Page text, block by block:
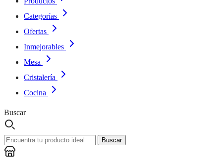
Categorías
Ofertas
Inmejorables
Mesa
Cristalería
Cocina
Buscar
Buscar